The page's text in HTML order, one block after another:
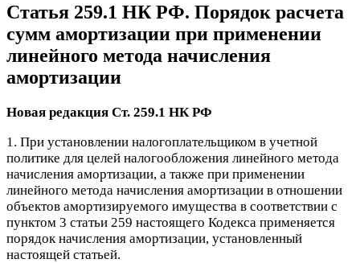
Статья 259.1 НК РФ. Порядок расчета
сумм амортизации при применении
линейного метода начисления
амортизации
Новая редакция Ст. 259.1 НК РФ
1. При установлении налогоплательщиком в учетной
политике для целей налогообложения линейного метода
начисления амортизации, а также при применении
линейного метода начисления амортизации в отношении
объектов амортизируемого имущества в соответствии с
пунктом 3 статьи 259 настоящего Кодекса применяется
порядок начисления амортизации, установленный
настоящей статьей.